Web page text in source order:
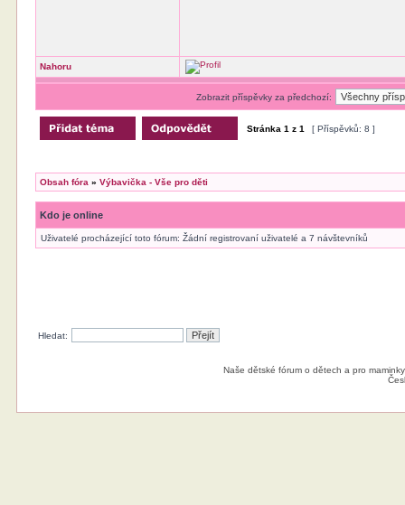
Nahoru
Zobrazit příspěvky za předchozí:
Stránka1 z1 [ Příspěvků: 8 ]
Obsah fóra »Výbavička - Vše pro děti
Kdo je online
Uživatelé procházející toto fórum: Žádní registrovaní uživatelé a 7 návštevníků
Hledat:
Naše dětské fórum o dětech a pro